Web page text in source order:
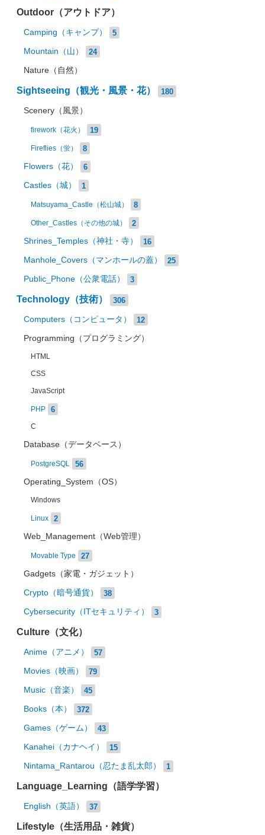
Outdoor（アウトドア）
Camping（キャンプ） 5
Mountain（山） 24
Nature（自然）
Sightseeing（観光・風景・花） 180
Scenery（風景）
firework（花火） 19
Fireflies（蛍） 8
Flowers（花） 6
Castles（城） 1
Matsuyama_Castle（松山城） 8
Other_Castles（その他の城） 2
Shrines_Temples（神社・寺） 16
Manhole_Covers（マンホールの蓋） 25
Public_Phone（公衆電話） 3
Technology（技術） 306
Computers（コンピュータ） 12
Programming（プログラミング）
HTML
CSS
JavaScript
PHP 6
C
Database（データベース）
PostgreSQL 56
Operating_System（OS）
Windows
Linux 2
Web_Management（Web管理）
Movable Type 27
Gadgets（家電・ガジェット）
Crypto（暗号通貨） 38
Cybersecurity（ITセキュリティ） 3
Culture（文化）
Anime（アニメ） 57
Movies（映画） 79
Music（音楽） 45
Books（本） 372
Games（ゲーム） 43
Kanahei（カナヘイ） 15
Nintama_Rantarou（忍たま乱太郎） 1
Language_Learning（語学学習）
English（英語） 37
Lifestyle（生活用品・雑貨）